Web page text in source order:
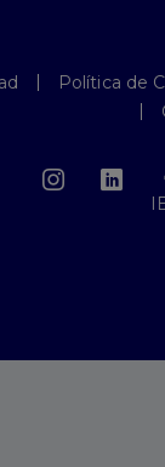
Política de